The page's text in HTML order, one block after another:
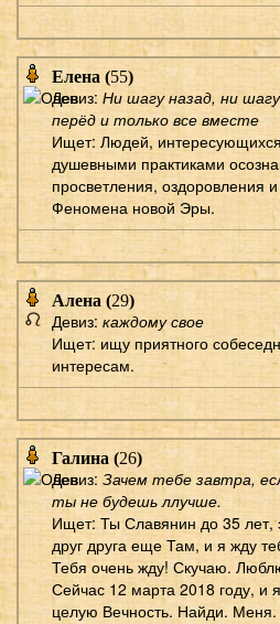
Елена (55)
Девиз: Ни шагу назад, ни
перёд и только все вместе
Ищет: Людей,
душевными практиками
просветления, оздоровления
Феномена новой Эры.
Алена (29)
Девиз: каждому свое
Ищет: ищу приятного
интересам.
Галина (26)
Девиз: Зачем тебе завтра,
ты не будешь ллучше.
Ищет: Ты Славянин до 35 лет,
друг друга еще Там, и я жду
Тебя очень жду! Скучаю.
Сейчас 12 марта 2018 году, и
целую Вечность. Найди. Меня.